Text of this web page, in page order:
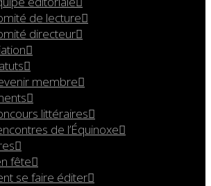
de lecture
directeur
membre
littéraires
de l’Équinoxe
fête
se faire éditer